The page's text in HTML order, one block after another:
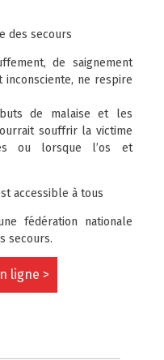
des secours
de saignement
inconsciente, ne respire
de malaise et les
souffrir la victime
ou lorsque l’os et
accessible à tous
fédération nationale
secours.
ligne >